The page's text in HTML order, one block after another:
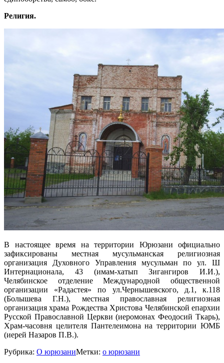
Религия.
В настоящее время на территории Юрюзани официально
зафиксированы местная мусульманская религиозная
организация Духовного Управления мусульман по ул. Ш
Интернационала, 43 (имам-хатып Зигангиров И.И.),
Челябинское отделение Международной общественной
организации «Радастея» по ул.Чернышевского, д.1, к.118
(Болышева Г.Н.), местная православная религиозная
организация храма Рождества Христова Челябинской епархии
Русской Православной Церкви (иеромонах Феодосий Ткарь),
Храм-часовня целителя Пантелеимона на территории ЮМБ
(иерей Назаров П.В.).
Рубрика: О юрюзаниМетки: о юрюзани